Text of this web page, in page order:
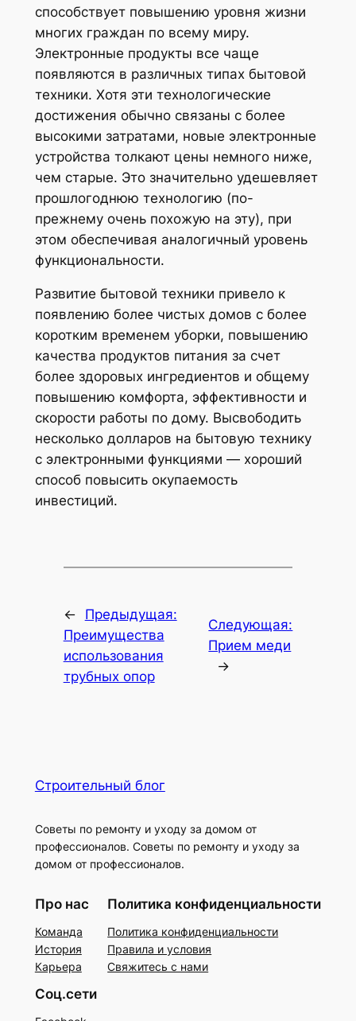
способствует повышению уровня жизни
многих граждан по всему миру.
Электронные продукты все чаще
появляются в различных типах бытовой
техники. Хотя эти технологические
достижения обычно связаны с более
высокими затратами, новые электронные
устройства толкают цены немного ниже,
чем старые. Это значительно удешевляет
прошлогоднюю технологию (по-
прежнему очень похожую на эту), при
этом обеспечивая аналогичный уровень
функциональности.
Развитие бытовой техники привело к
появлению более чистых домов с более
коротким временем уборки, повышению
качества продуктов питания за счет
более здоровых ингредиентов и общему
повышению комфорта, эффективности и
скорости работы по дому. Высвободить
несколько долларов на бытовую технику
с электронными функциями — хороший
способ повысить окупаемость
инвестиций.
←
Предыдущая:
Преимущества
использования
трубных опор
Следующая:
Прием меди
→
Строительный блог
Советы по ремонту и уходу за домом от
профессионалов. Советы по ремонту и уходу за
домом от профессионалов.
Про нас
Команда
История
Карьера
Политика конфиденциальности
Политика конфиденциальности
Правила и условия
Свяжитесь с нами
Соц.сети